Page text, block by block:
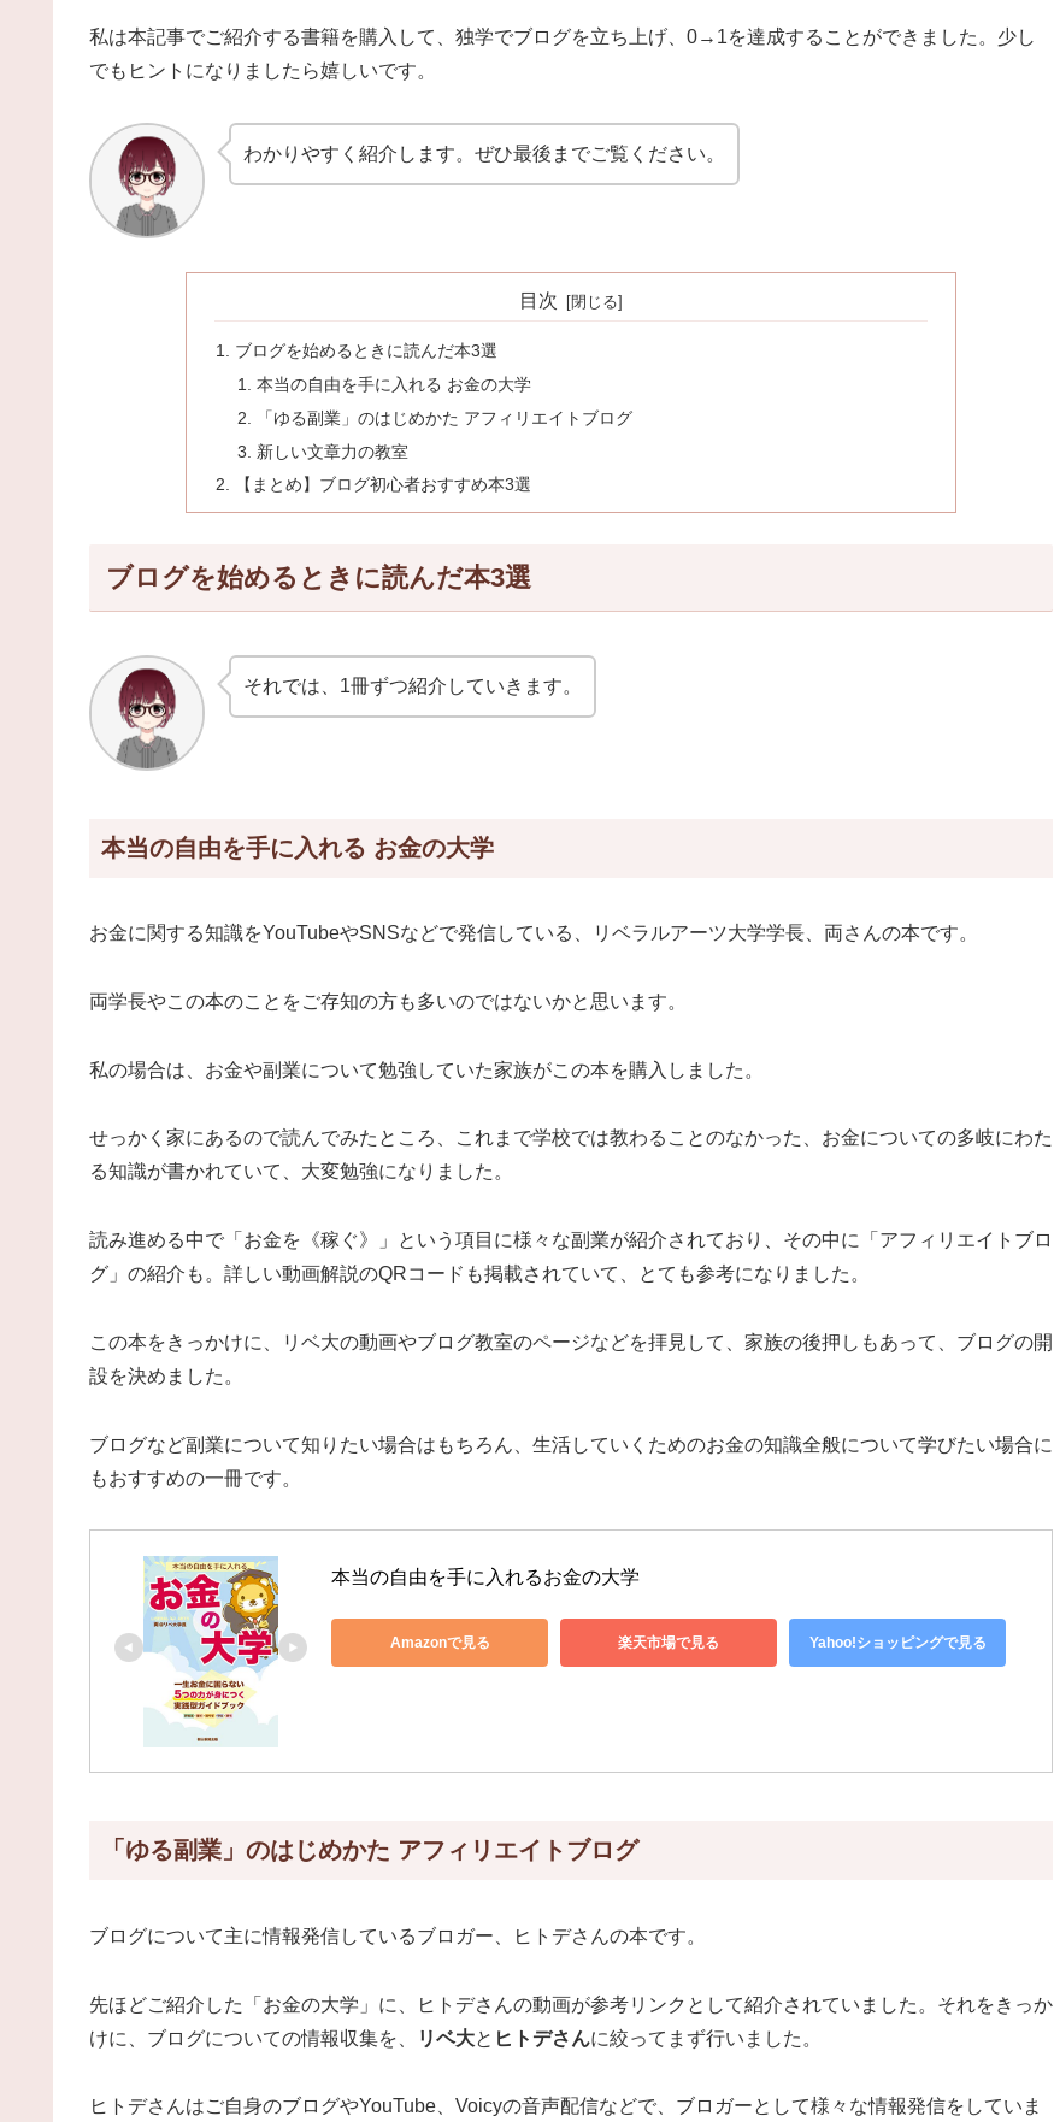
私は本記事でご紹介する書籍を購入して、独学でブログを立ち上げ、0→1を達成することができました。少し
でもヒントになりましたら嬉しいです。
わかりやすく紹介します。ぜひ最後までご覧ください。
目次
ブログを始めるときに読んだ本3選
本当の自由を手に入れる お金の大学
「ゆる副業」のはじめかた アフィリエイトブログ
新しい文章力の教室
【まとめ】ブログ初心者おすすめ本3選
ブログを始めるときに読んだ本3選
それでは、1冊ずつ紹介していきます。
本当の自由を手に入れる お金の大学
お金に関する知識をYouTubeやSNSなどで発信している、リベラルアーツ大学学長、両さんの本です。
両学長やこの本のことをご存知の方も多いのではないかと思います。
私の場合は、お金や副業について勉強していた家族がこの本を購入しました。
せっかく家にあるので読んでみたところ、これまで学校では教わることのなかった、お金についての多岐にわた
る知識が書かれていて、大変勉強になりました。
読み進める中で「お金を《稼ぐ》」という項目に様々な副業が紹介されており、その中に「アフィリエイトブロ
グ」の紹介も。詳しい動画解説のQRコードも掲載されていて、とても参考になりました。
この本をきっかけに、リベ大の動画やブログ教室のページなどを拝見して、家族の後押しもあって、ブログの開
設を決めました。
ブログなど副業について知りたい場合はもちろん、生活していくためのお金の知識全般について学びたい場合に
もおすすめの一冊です。
本当の自由を手に入れるお金の大学
Amazonで見る 楽天市場で見る Yahoo!ショッピングで見る
「ゆる副業」のはじめかた アフィリエイトブログ
ブログについて主に情報発信しているブロガー、ヒトデさんの本です。
先ほどご紹介した「お金の大学」に、ヒトデさんの動画が参考リンクとして紹介されていました。それをきっか
けに、ブログについての情報収集を、
リベ大と ヒトデさんに絞ってまず行いました。
ヒトデさんはご自身のブログやYouTube、Voicyの音声配信などで、ブロガーとして様々な情報発信をしていま